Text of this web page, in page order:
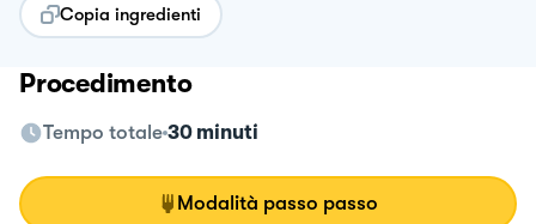
Copia ingredienti
Procedimento
Tempo totale 30 minuti
Modalità passo passo